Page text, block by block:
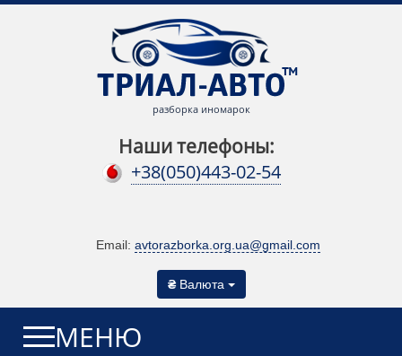
разборка иномарок
Наши телефоны:
+38(050)443-02-54
Email: avtorazborka.org.ua@gmail.com
₴ Валюта
МЕНЮ